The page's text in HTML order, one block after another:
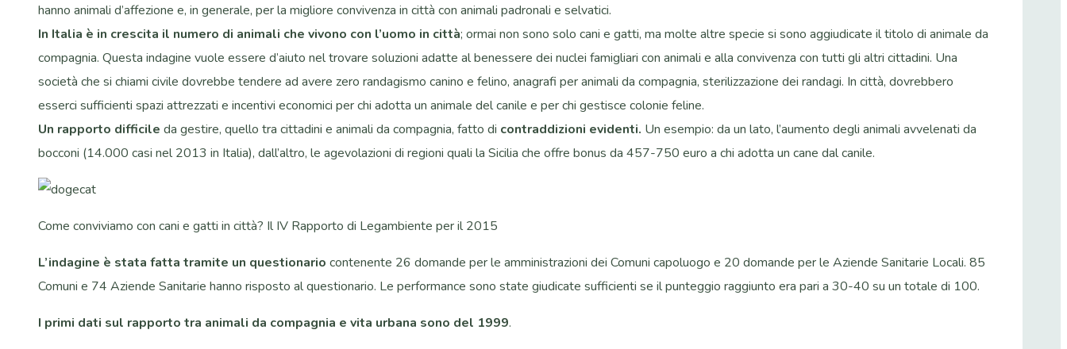
hanno animali d’affezione e, in generale, per la migliore convivenza in città con animali padronali e selvatici.
In Italia è in crescita il numero di animali che vivono con l’uomo in città; ormai non sono solo cani e gatti, ma molte altre specie si sono aggiudicate il titolo di animale da
compagnia. Questa indagine vuole essere d’aiuto nel trovare soluzioni adatte al benessere dei nuclei famigliari con animali e alla convivenza con tutti gli altri cittadini. Una
società che si chiami civile dovrebbe tendere ad avere zero randagismo canino e felino, anagrafi per animali da compagnia, sterilizzazione dei randagi. In città, dovrebbero
esserci sufficienti spazi attrezzati e incentivi economici per chi adotta un animale del canile e per chi gestisce colonie feline.
Un rapporto difficile da gestire, quello tra cittadini e animali da compagnia, fatto di contraddizioni evidenti. Un esempio: da un lato, l’aumento degli animali avvelenati da
bocconi (14.000 casi nel 2013 in Italia), dall’altro, le agevolazioni di regioni quali la Sicilia che offre bonus da 457-750 euro a chi adotta un cane dal canile.
Come conviviamo con cani e gatti in città? Il IV Rapporto di Legambiente per il 2015
L’indagine è stata fatta tramite un questionario contenente 26 domande per le amministrazioni dei Comuni capoluogo e 20 domande per le Aziende Sanitarie Locali. 85
Comuni e 74 Aziende Sanitarie hanno risposto al questionario. Le performance sono state giudicate sufficienti se il punteggio raggiunto era pari a 30-40 su un totale di 100.
I primi dati sul rapporto tra animali da compagnia e vita urbana sono del 1999.